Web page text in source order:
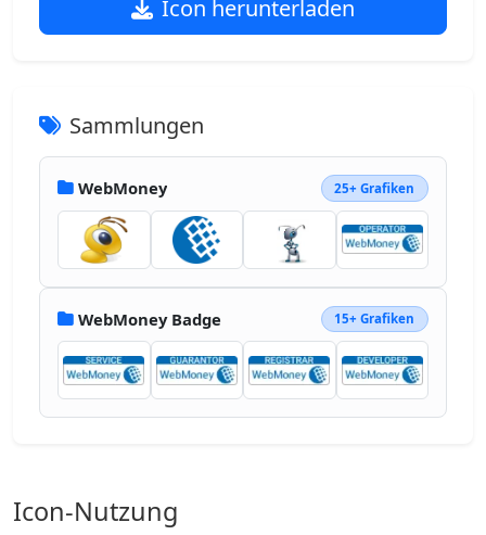
Icon herunterladen
Sammlungen
WebMoney 25+ Grafiken
WebMoney Badge 15+ Grafiken
Icon-Nutzung